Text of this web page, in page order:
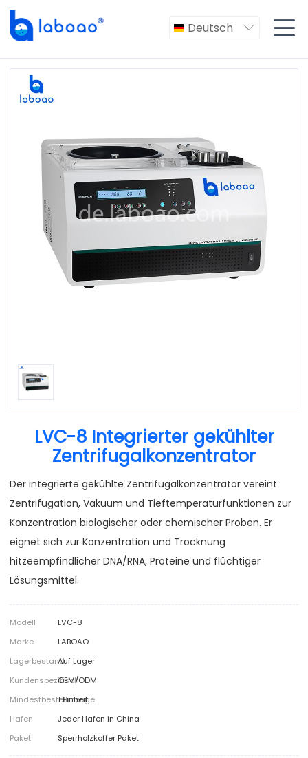
Deutsch  
LVC-8 Integrierter gekühlter
Zentrifugalkonzentrator
Der integrierte gekühlte Zentrifugalkonzentrator vereint
Zentrifugation, Vakuum und Tieftemperaturfunktionen zur
Konzentration biologischer oder chemischer Proben. Er
eignet sich zur Konzentration und Trocknung
hitzeempfindlicher DNA/RNA, Proteine und flüchtiger
Lösungsmittel.
Modell
LVC-8
Marke
LABOAO
LagerbestandAuf Lager
KundenspezifischOEM/ODM
Mindestbestellmenge
1 Einheit
Hafen
Jeder Hafen in China
Paket
Sperrholzkoffer Paket